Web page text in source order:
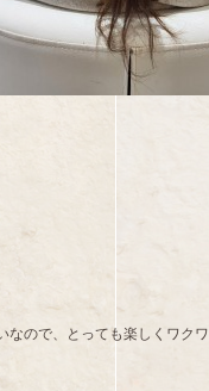
ので、とっても楽しくワクワ